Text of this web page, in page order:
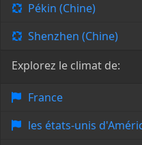
Pékin (Chine)
Shenzhen (Chine)
Explorez le climat de:
France
les états-unis